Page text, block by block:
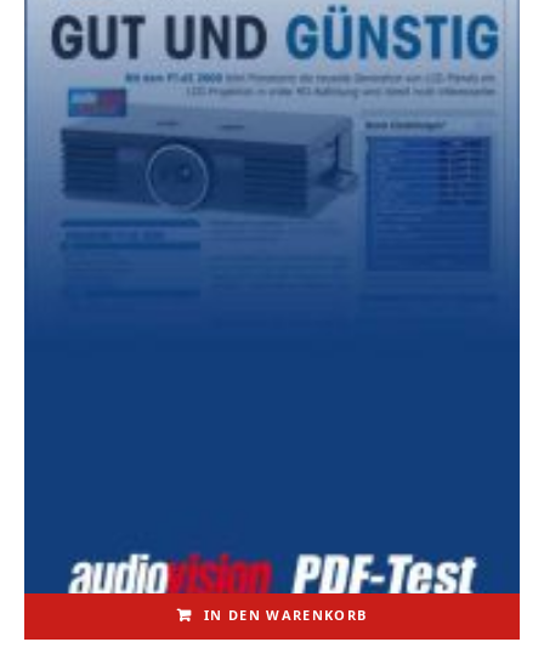
IN DEN WARENKORB